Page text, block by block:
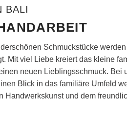
BALI
Schmuckstücke
Mit viel Liebe kreiert das kleine
neuen Lieblingsschmuck. Bei
Blick in das familiäre Umfeld
Handwerkskunst und dem